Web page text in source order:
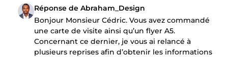
Réponse de Abraham_Design
Bonjour Monsieur Cédric. Vous avez commandé
une carte de visite ainsi qu’un flyer A5.
Concernant ce dernier, je vous ai relancé à
plusieurs reprises afin d’obtenir les informations